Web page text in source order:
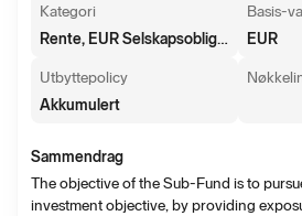
Kategori
Rente, EUR Selskapsobligasjoner - korte
Basis-
EUR
Utbyttepolicy
Akkumulert
Sammendrag
The objective of the Sub-Fund is to
investment objective, by providing